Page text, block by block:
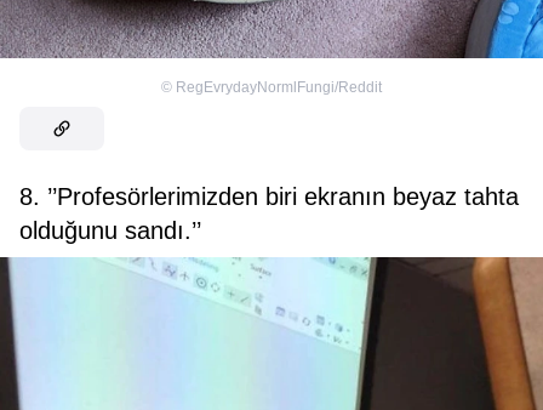
© RegEvrydayNormlFungi/Reddit
8. ’’Profesörlerimizden biri ekranın beyaz tahta
olduğunu sandı.’’